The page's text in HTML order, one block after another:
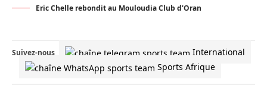
Eric Chelle rebondit au Mouloudia Club d'Oran
Suivez-nous
International
Sports Afrique